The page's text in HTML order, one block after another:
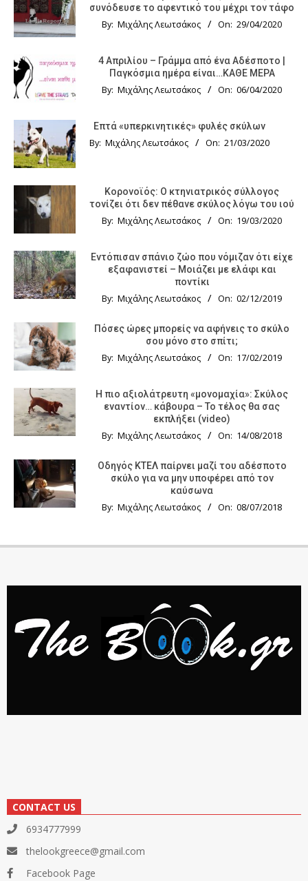
συνόδευσε το αφεντικό του μέχρι τον τάφο
By: Μιχάλης Λεωτσάκος On: 29/04/2020
4 Απριλίου – Γράμμα από ένα Αδέσποτο |
Παγκόσμια ημέρα είναι…ΚΑΘΕ ΜΕΡΑ
By: Μιχάλης Λεωτσάκος On: 06/04/2020
Επτά «υπερκινητικές» φυλές σκύλων
By: Μιχάλης Λεωτσάκος On: 21/03/2020
Κορονοϊός: Ο κτηνιατρικός σύλλογος
τονίζει ότι δεν πέθανε σκύλος λόγω του ιού
By: Μιχάλης Λεωτσάκος On: 19/03/2020
Εντόπισαν σπάνιο ζώο που νόμιζαν ότι είχε
εξαφανιστεί – Μοιάζει με ελάφι και
ποντίκι
By: Μιχάλης Λεωτσάκος On: 02/12/2019
Πόσες ώρες μπορείς να αφήνεις το σκύλο
σου μόνο στο σπίτι;
By: Μιχάλης Λεωτσάκος On: 17/02/2019
Η πιο αξιολάτρευτη «μονομαχία»: Σκύλος
εναντίον… κάβουρα – Το τέλος θα σας
εκπλήξει (video)
By: Μιχάλης Λεωτσάκος On: 14/08/2018
Οδηγός KTΕΛ παίρνει μαζί του αδέσποτο
σκύλο για να μην υποφέρει από τον
καύσωνα
By: Μιχάλης Λεωτσάκος On: 08/07/2018
CONTACT US
6934777999
thelookgreece@gmail.com
Facebook Page